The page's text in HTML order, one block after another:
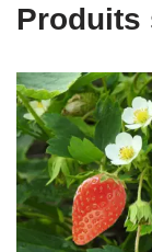
Produits